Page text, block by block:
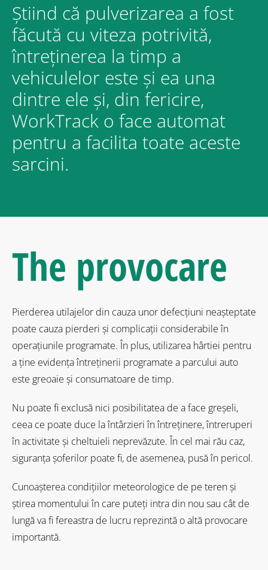
Știind că pulverizarea a fost
făcută cu viteza potrivită,
întreținerea la timp a
vehiculelor este și ea una
dintre ele și, din fericire,
WorkTrack o face automat
pentru a facilita toate aceste
sarcini.
The provocare
Pierderea utilajelor din cauza unor defecțiuni neașteptate
poate cauza pierderi și complicații considerabile în
operațiunile programate. În plus, utilizarea hârtiei pentru
a ține evidența întreținerii programate a parcului auto
este greoaie și consumatoare de timp.
Nu poate fi exclusă nici posibilitatea de a face greșeli,
ceea ce poate duce la întârzieri în întreținere, întreruperi
în activitate și cheltuieli neprevăzute. În cel mai rău caz,
siguranța șoferilor poate fi, de asemenea, pusă în pericol.
Cunoașterea condițiilor meteorologice de pe teren și
știrea momentului în care puteți intra din nou sau cât de
lungă va fi fereastra de lucru reprezintă o altă provocare
importantă.